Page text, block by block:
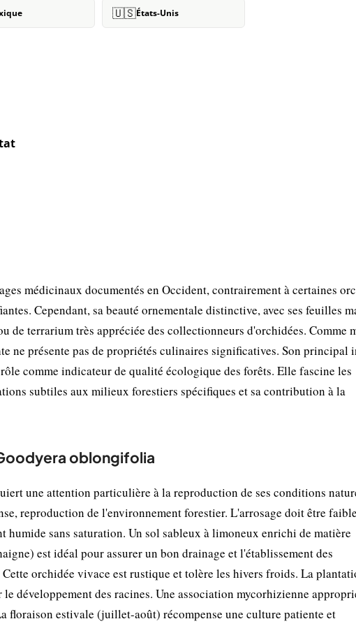
🇺🇸États-Unis
médicinaux documentés en Occident, contrairement à certaines
Cependant, sa beauté ornementale distinctive, avec ses feuilles
de terrarium très appréciée des collectionneurs d'orchidées. Comme
ne présente pas de propriétés culinaires significatives. Son principal
comme indicateur de qualité écologique des forêts. Elle fascine les
subtiles aux milieux forestiers spécifiques et sa contribution à la
oblongifolia
une attention particulière à la reproduction de ses conditions
reproduction de l'environnement forestier. L'arrosage doit être
humide sans saturation. Un sol sableux à limoneux enrichi de matière
est idéal pour assurer un bon drainage et l'établissement des
orchidée vivace est rustique et tolère les hivers froids. La
développement des racines. Une association mycorhizienne
floraison estivale (juillet-août) récompense une culture patiente et